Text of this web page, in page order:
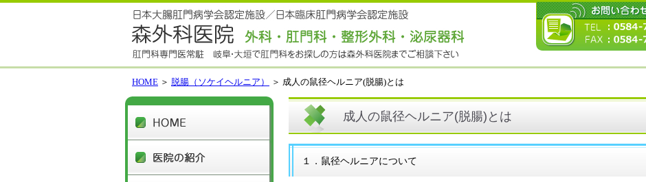
HOME ＞ 脱腸（ソケイヘルニア） ＞ 成人の鼠径ヘルニア(脱腸)とは
成人の鼠径ヘルニア(脱腸)とは
１．鼠径ヘルニアについて
医院の紹介